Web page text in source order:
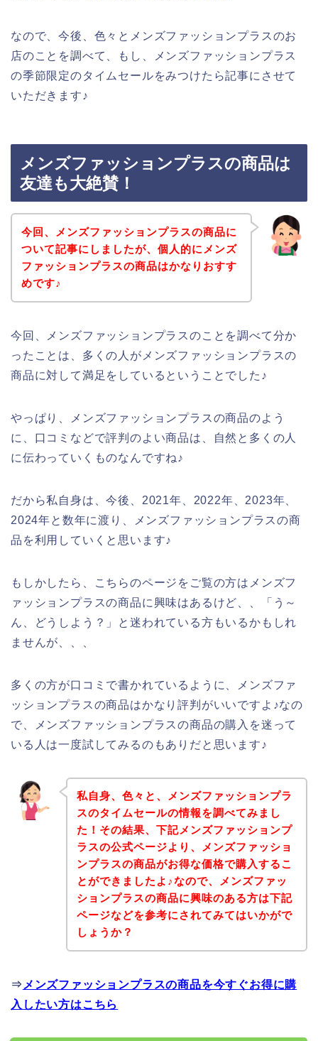
なので、今後、色々とメンズファッションプラスのお
店のことを調べて、もし、メンズファッションプラス
の季節限定のタイムセールをみつけたら記事にさせて
いただきます♪
メンズファッションプラスの商品は
友達も大絶賛！
今回、メンズファッションプラスの商品に
ついて記事にしましたが、個人的にメンズ
ファッションプラスの商品はかなりおすす
めです♪
今回、メンズファッションプラスのことを調べて分か
ったことは、多くの人がメンズファッションプラスの
商品に対して満足をしているということでした♪
やっぱり、メンズファッションプラスの商品のよう
に、口コミなどで評判のよい商品は、自然と多くの人
に伝わっていくものなんですね♪
だから私自身は、今後、2021年、2022年、2023年、
2024年と数年に渡り、メンズファッションプラスの商
品を利用していくと思います♪
もしかしたら、こちらのページをご覧の方はメンズフ
ァッションプラスの商品に興味はあるけど、、「う～
ん、どうしよう？」と迷われている方もいるかもしれ
ませんが、、、
多くの方が口コミで書かれているように、メンズファ
ッションプラスの商品はかなり評判がいいですよ♪なの
で、メンズファッションプラスの商品の購入を迷って
いる人は一度試してみるのもありだと思います♪
私自身、色々と、メンズファッションプラ
スのタイムセールの情報を調べてみまし
た！その結果、下記メンズファッションプ
ラスの公式ページより、メンズファッショ
ンプラスの商品がお得な価格で購入するこ
とができましたよ♪なので、メンズファッ
ションプラスの商品に興味のある方は下記
ページなどを参考にされてみてはいかがで
しょうか？
⇒ メンズファッションプラスの商品を今すぐお得に購
入したい方はこちら